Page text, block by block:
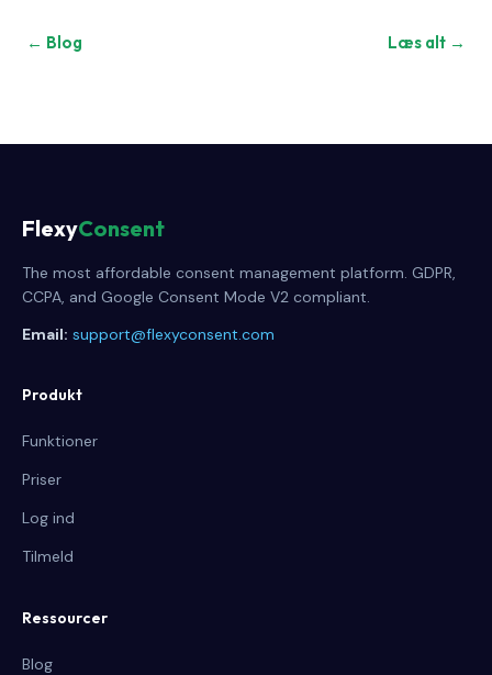
← Blog Læs alt →
FlexyConsent
The most affordable consent management platform. GDPR,
CCPA, and Google Consent Mode V2 compliant.
Email: support@flexyconsent.com
Produkt
Funktioner
Priser
Log ind
Tilmeld
Ressourcer
Blog